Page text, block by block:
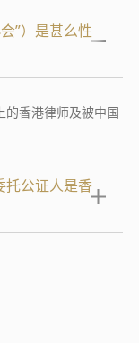
”）是甚么性
的香港律师及被中国
托公证人是香